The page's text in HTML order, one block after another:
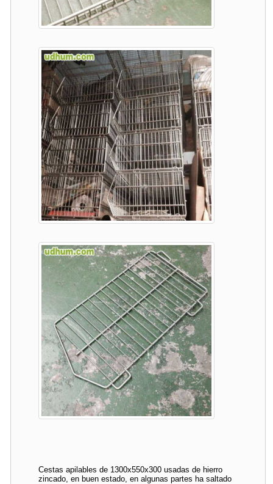
Cestas apilables de 1300x550x300 usadas de hierro
zincado, en buen estado, en algunas partes ha saltado